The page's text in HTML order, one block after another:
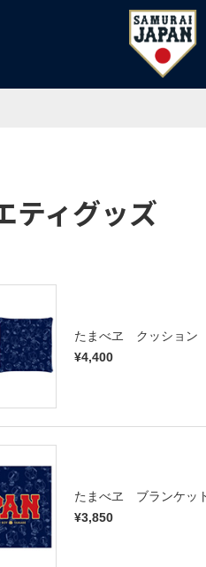
ンオフィシャル
ティグッズ
たまべヱ クッション
¥4,400
たまべヱ ブランケッ
¥3,850